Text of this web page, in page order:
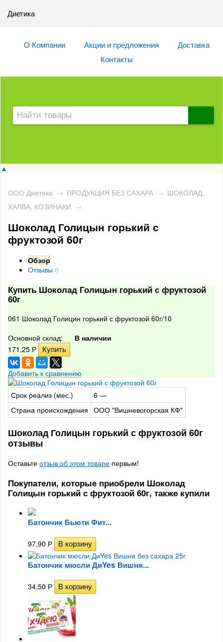
Диетика
О Компании Акции и предложения
Доставка
Контакты
▲
ООО Диетика → ПРОДУКЦИЯ БЕЗ САХАРА → ШОКОЛАД,
ХАЛВА, КОЗИНАКИ →
Шоколад Голицын горький с
фруктозой 60г
Обзор
Отзывы 0
Купить Шоколад Голицын горький с фруктозой
60г
061 Шоколад Голицин горький с фруктозой 60г/10
Основной склад:
В наличии
171,25 Р
Добавить к сравнению
Срок реализ (мес.)
6 —
Страна происхождения ООО "Вишневогорская КФ"
Шоколад Голицын горький с фруктозой 60г
отзывы
Оставьте отзыв об этом товаре первым!
Покупатели, которые приобрели Шоколад
Голицын горький с фруктозой 60г, также купили
Батончик Бьюти Фит...
97,90 Р
Батончик мюсли ДиYes Вишня...
34,50 Р